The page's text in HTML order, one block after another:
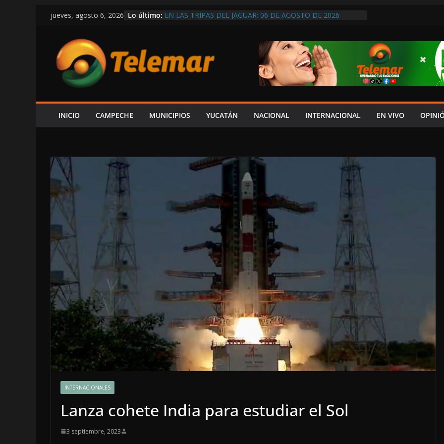
Saltar
contenido
jueves, agosto 6, 2026 Lo último: EN LAS TRIPAS DEL JAGUAR: 06 DE AGOSTO DE 2026
OTRA VEZ SIN PREVIO AVISO, SEDUMOP CIERRA TRAMO DE
UN CARRIL EN LA AVENIDA OBREGÓN Y CAUSA CAOS VIAL;
¡TOME SUS PRECAUCIONES!
BALEAN UNA CASA EN POMUCH, HECELCHAKÁN; ¿Y LA
INICIO CAMPECHE MUNICIPIOS YUCATÁN NACIONAL INTERNACIONAL EN VIVO
INTERNACIONALES
Lanza cohete India para estudiar el Sol
3 septiembre, 2023
OPINIÓN
5 agosto, 2026
LOCALES OPINIÓN
6 agosto, 2026